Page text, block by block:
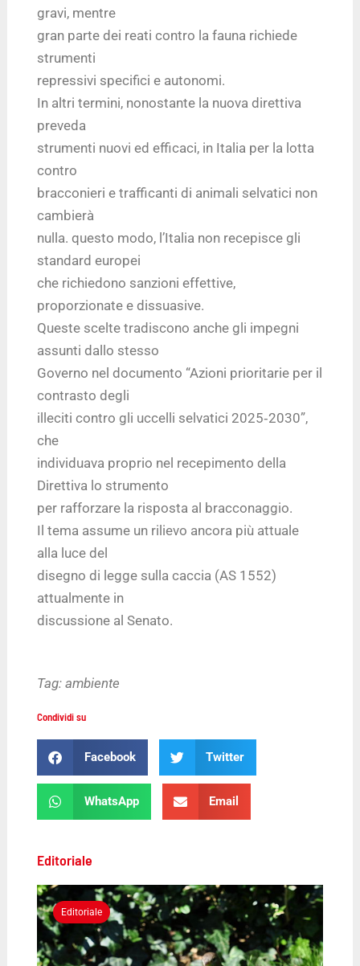
gravi, mentre
gran parte dei reati contro la fauna richiede
strumenti
repressivi specifici e autonomi.
In altri termini, nonostante la nuova direttiva
preveda
strumenti nuovi ed efficaci, in Italia per la lotta
contro
bracconieri e trafficanti di animali selvatici non
cambierà
nulla. questo modo, l’Italia non recepisce gli
standard europei
che richiedono sanzioni effettive,
proporzionate e dissuasive.
Queste scelte tradiscono anche gli impegni
assunti dallo stesso
Governo nel documento “Azioni prioritarie per il
contrasto degli
illeciti contro gli uccelli selvatici 2025‑2030”,
che
individuava proprio nel recepimento della
Direttiva lo strumento
per rafforzare la risposta al bracconaggio.
Il tema assume un rilievo ancora più attuale
alla luce del
disegno di legge sulla caccia (AS 1552)
attualmente in
discussione al Senato.
Tag:ambiente
Condividi su
Facebook Twitter
WhatsApp Email
Editoriale
Editoriale